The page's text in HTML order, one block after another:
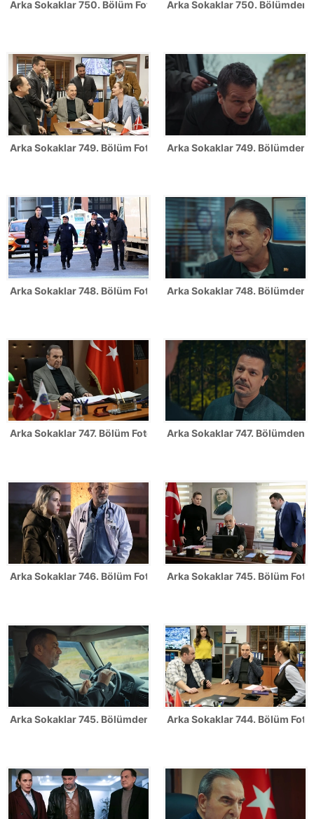
Arka Sokaklar 750. Bölüm FotoğraflarıArka Sokaklar 750. Bölümden
Arka Sokaklar 749. Bölüm FotoğraflarıArka Sokaklar 749. Bölümden
Arka Sokaklar 748. Bölüm FotoğraflarıArka Sokaklar 748. Bölümden
Arka Sokaklar 747. Bölüm FotoğraflarıArka Sokaklar 747. Bölümden
Arka Sokaklar 746. Bölüm FotoğraflarıArka Sokaklar 745. Bölüm
Arka Sokaklar 745. Bölümden ilk kareler!Arka Sokaklar 744. Bölüm